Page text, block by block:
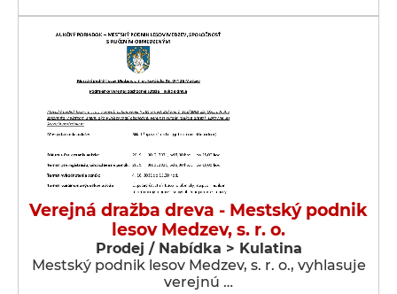
Verejná dražba dreva - Mestský podnik
lesov Medzev, s. r. o.
Prodej / Nabídka > Kulatina
Mestský podnik lesov Medzev, s. r. o., vyhlasuje
verejnú …